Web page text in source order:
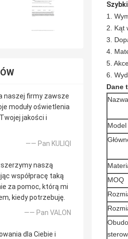
naszej firmy zawsze
moduły oświetlenia
jakości i
—— Pan KULIQI
naszą
współpracę taką
za pomoc, którą mi
kiedy potrzebuję.
—— Pan VALON
dla Ciebie i
1.
2. Kąt
3.
4.
5.
6.
Dane
MOQ